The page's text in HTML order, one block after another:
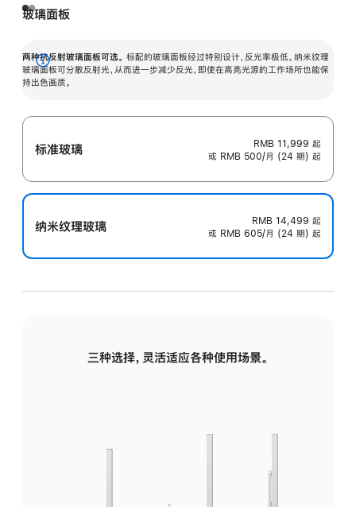
玻璃面板
两种抗反射玻璃面板可选。 标配的玻璃面板经过特别设计，反光率极低。纳米纹理
玻璃面板可分散反射光，从而进一步减少反光，即使在高亮光源的工作场所也能保
持出色画质。
展
开
标准玻璃 RMB 11,999 起
或 RMB 500/月 (24 期) 起
纳米纹理玻璃 RMB 14,499 起
或 RMB 605/月 (24 期) 起
三种选择，灵活适应各种使用场景。